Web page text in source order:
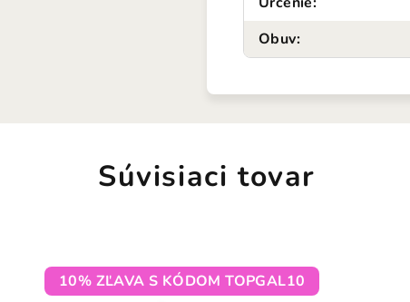
Obuv:
Súvisiaci tovar
10% ZĽAVA S KÓDOM TOPGAL10